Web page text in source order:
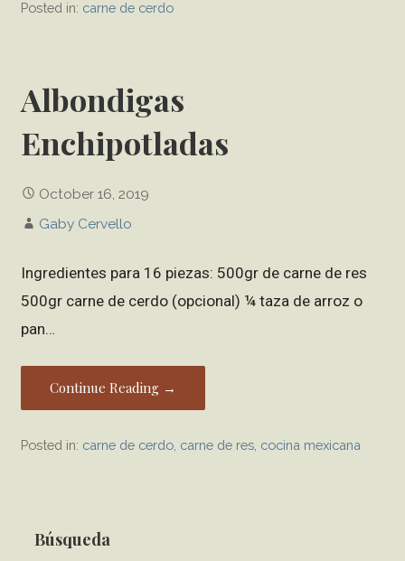
Posted in: carne de cerdo
Albondigas
Enchipotladas
October 16, 2019
Gaby Cervello
Ingredientes para 16 piezas: 500gr de carne de res
500gr carne de cerdo (opcional) ¼ taza de arroz o
pan…
Continue Reading →
Posted in: carne de cerdo carne de res cocina mexicana
Búsqueda